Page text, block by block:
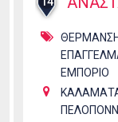
ΕΜΠΟΡΙΟ